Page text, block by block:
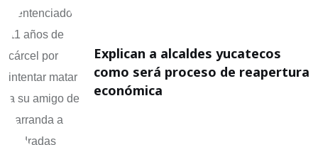
Explican a alcaldes yucatecos
como será proceso de reapertura
económica